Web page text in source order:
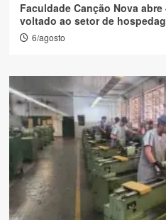
Faculdade Canção Nova
voltado ao setor de
6/agosto